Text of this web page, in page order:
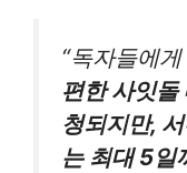
“독자들에
편한 사잇돌
청되지만,
는 최대 5일